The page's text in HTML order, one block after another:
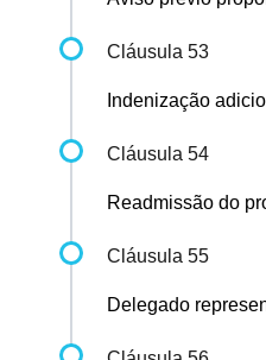
Cláusula 53
Indenização
Cláusula 54
Readmissão do
Cláusula 55
Delegado